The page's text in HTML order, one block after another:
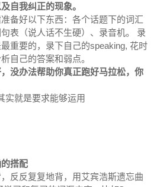
自我纠正的现象。
备好以下东西：各个话题下的词汇
表（说人话不生硬）、录音机。 录
重要的，录下自己的speaking, 花时
自己的答案和弱点。
没办法帮助你真正跑好马拉松，你
实就是要求能够运用
搭配
反反复复地背，用艾宾浩斯遗忘曲